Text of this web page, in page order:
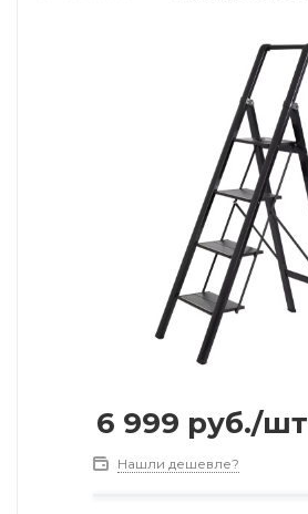
6 999 руб./шт
Нашли дешевле?